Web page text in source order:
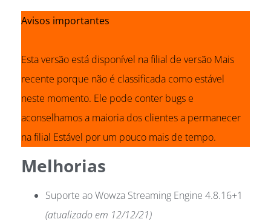
Avisos importantes
Esta versão está disponível na filial de versão Mais
recente porque não é classificada como estável
neste momento. Ele pode conter bugs e
aconselhamos a maioria dos clientes a permanecer
na filial Estável por um pouco mais de tempo.
Melhorias
Suporte ao Wowza Streaming Engine 4.8.16+1
(atualizado em 12/12/21)